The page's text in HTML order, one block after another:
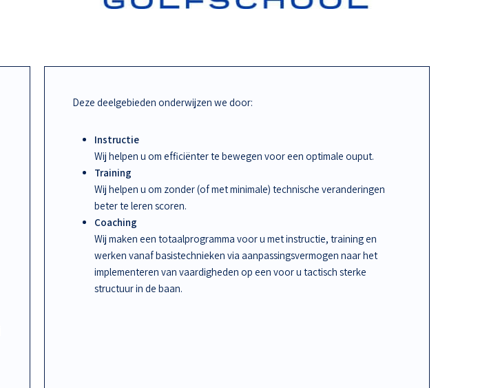
Deze deelgebieden onderwijzen we door:
Instructie
Wij helpen u om efficiënter te bewegen voor een optimale ouput.
Training
Wij helpen u om zonder (of met minimale) technische veranderingen
beter te leren scoren.
Coaching
Wij maken een totaalprogramma voor u met instructie, training en
werken vanaf basistechnieken via aanpassingsvermogen naar het
implementeren van vaardigheden op een voor u tactisch sterke
structuur in de baan.